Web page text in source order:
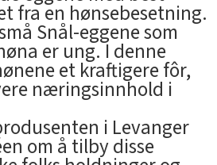
fra en hønsebesetning.
Snål-eggene som
er ung. I denne
et kraftigere fôr,
næringsinnhold i
i Levanger
om å tilby disse